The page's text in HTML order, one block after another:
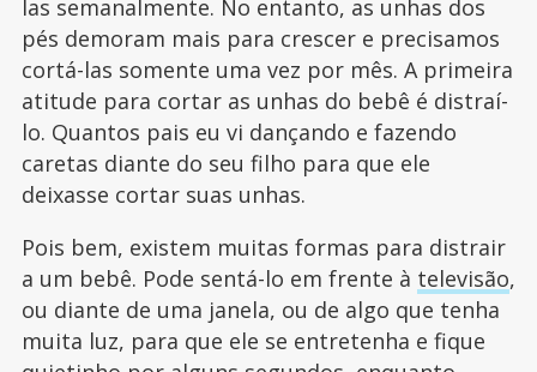
las semanalmente. No entanto, as unhas dos
pés demoram mais para crescer e precisamos
cortá-las somente uma vez por mês. A primeira
atitude para cortar as unhas do bebê é distraí-
lo. Quantos pais eu vi dançando e fazendo
caretas diante do seu filho para que ele
deixasse cortar suas unhas.
Pois bem, existem muitas formas para distrair
a um bebê. Pode sentá-lo em frente à televisão,
ou diante de uma janela, ou de algo que tenha
muita luz, para que ele se entretenha e fique